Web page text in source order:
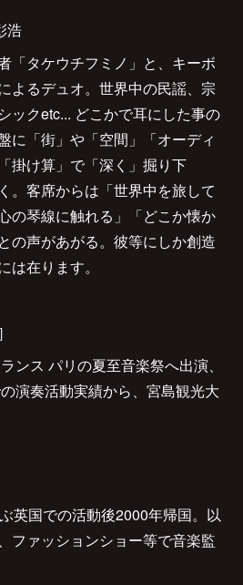
浩
「タケウチフミノ」と、キーボ
よるデュオ。世界中の民謡、宗
ックetc... どこかで耳にした事の
に「街」や「空間」「オーディ
掛け算」で「深く」掘り下
。客席からは「世界中を旅して
の琴線に触れる」「どこか懐か
の声があがる。彼等にしか創造
は在ります。
ンス パリの夏至音楽祭へ出演、
演奏活動実績から、宮島観光大
英国での活動後2000年帰国。以
ファッションショー等で音楽監